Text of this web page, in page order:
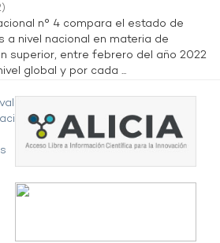
)
n° 4 compara el estado de
a nivel nacional en materia de
superior, entre febrero del año 2022
global y por cada ...
de la